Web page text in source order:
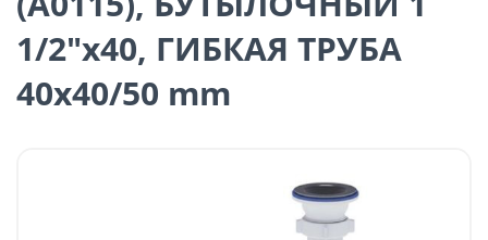
1/2"x40, ГИБКАЯ ТРУБА
40x40/50 mm